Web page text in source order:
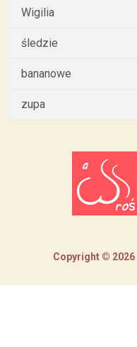
Wigilia
śledzie
bananowe
zupa
Copyright © 2026